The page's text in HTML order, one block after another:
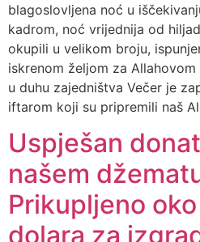
blagoslovljena noć u
kadrom, noć vrijednija od
okupili u velikom broju,
iskrenom željom za
u duhu zajedništva Večer je
iftarom koji su pripremili naš
Uspješan
našem
Prikupljeno
dolara za